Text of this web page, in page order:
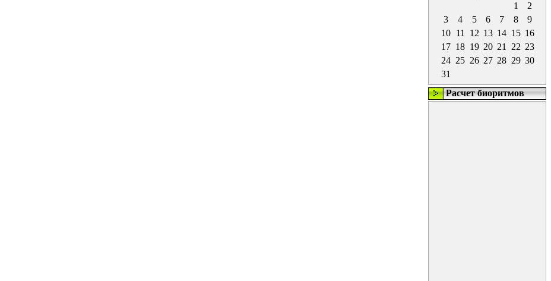
1
2
3
4 5 6 7 8
9
10
11 12 13 14 15 16
17 18 19 20 21 22 23
24 25 26 27 28 29 30
31
Расчет биоритмов